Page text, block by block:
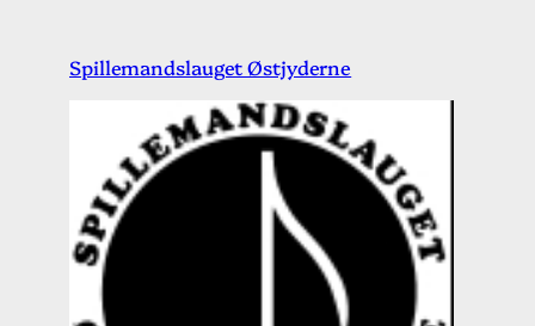
Spillemandslauget Østjyderne